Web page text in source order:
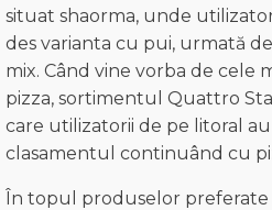
situat shaorma, unde
des varianta cu pui, urmată
mix. Când vine vorba de cele
pizza, sortimentul Quattro
care utilizatorii de pe litoral
clasamentul continuând cu
În topul produselor preferate